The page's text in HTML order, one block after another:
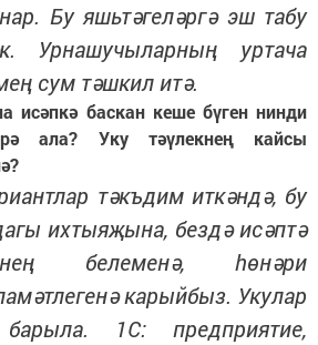
Бу яшьтәгеләргә эш табу
Урнашучыларның уртача
сум тәшкил итә.
исәпкә баскан кеше бүген нинди
ала? Уку тәүлекнең кайсы
тәкъдим иткәндә, бу
ихтыяҗына, бездә исәптә
белеменә, һөнәри
карыйбыз. Укулар
1С: предприятие,